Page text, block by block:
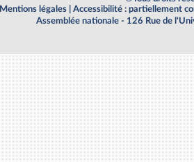
Mentions légales
Accessibilité : partiellement
Assemblée nationale - 126 Rue de